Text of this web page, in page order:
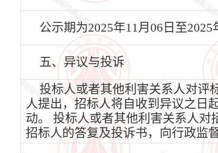
公示期为2025年11月06日至
五、异议与投诉
投标人或者其他利害关系人对评
人提出，招标人将自收到异议之日
动。 投标人或者其他利害关系人
招标人的答复及投诉书，向行政监